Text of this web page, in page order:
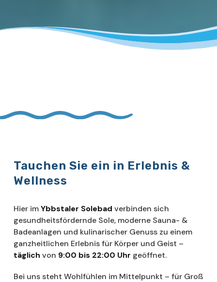
Tauchen Sie ein in Erlebnis &
Wellness
Hier imYbbstaler Solebad verbinden sich
gesundheitsfördernde Sole, moderne Sauna- &
Badeanlagen und kulinarischer Genuss zu einem
ganzheitlichen Erlebnis für Körper und Geist –
täglich von 9:00 bis 22:00 Uhr geöffnet.
Bei uns steht Wohlfühlen im Mittelpunkt – für Groß